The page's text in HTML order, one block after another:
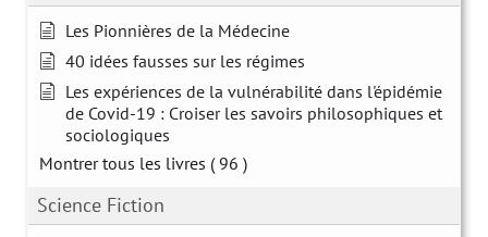
Les Pionnières de la Médecine
40 idées fausses sur les régimes
Les expériences de la vulnérabilité dans l'épidémie
de Covid-19 : Croiser les savoirs philosophiques et
sociologiques
Montrer tous les livres ( 96 )
Science Fiction